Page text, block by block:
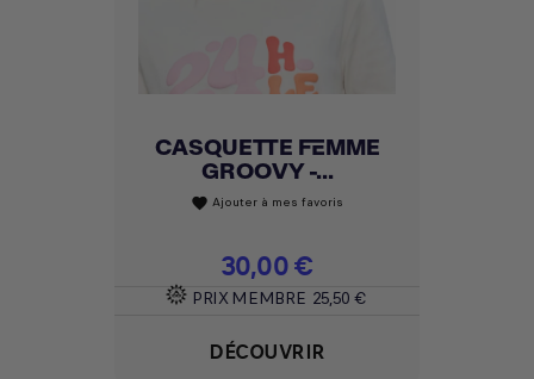
CASQUETTE FEMME
GROOVY -...
favorite Ajouter à mes favoris
Prix
30,00 €
PRIX MEMBRE 25,50 €
DÉCOUVRIR